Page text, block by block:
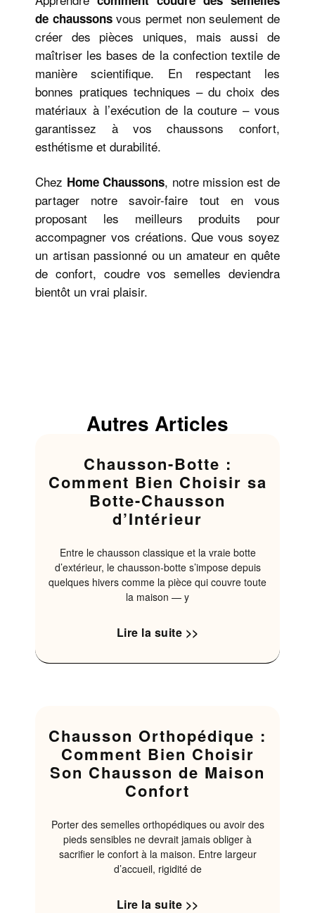
de chaussonsvous permet non seulement de
créer des pièces uniques, mais aussi de
maîtriser les bases de la confection textile de
manière scientifique. En respectant les
bonnes pratiques techniques – du choix des
matériaux à l’exécution de la couture – vous
garantissez à vos chaussons confort,
esthétisme et durabilité.
Chez Home Chaussons, notre mission est de
partager notre savoir-faire tout en vous
proposant les meilleurs produits pour
accompagner vos créations. Que vous soyez
un artisan passionné ou un amateur en quête
de confort, coudre vos semelles deviendra
bientôt un vrai plaisir.
Autres Articles
Chausson-Botte :
Comment Bien Choisir sa
Botte-Chausson
d’Intérieur
Entre le chausson classique et la vraie botte
d’extérieur, le chausson-botte s’impose depuis
quelques hivers comme la pièce qui couvre toute
la maison — y
Lire la suite >>
Chausson Orthopédique :
Comment Bien Choisir
Son Chausson de Maison
Confort
Porter des semelles orthopédiques ou avoir des
pieds sensibles ne devrait jamais obliger à
sacrifier le confort à la maison. Entre largeur
d’accueil, rigidité de
Lire la suite >>